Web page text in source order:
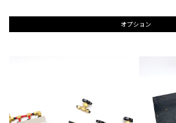
オプション